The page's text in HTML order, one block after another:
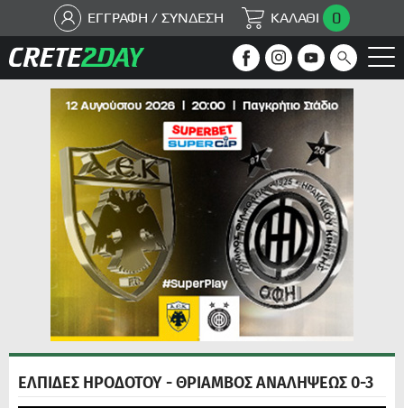
ΕΓΓΡΑΦΗ / ΣΥΝΔΕΣΗ ΚΑΛΑΘΙ 0
ΕΛΠΙΔΕΣ ΗΡΟΔΟΤΟΥ - ΘΡΙΑΜΒΟΣ ΑΝΑΛΗΨΕΩΣ 0-3